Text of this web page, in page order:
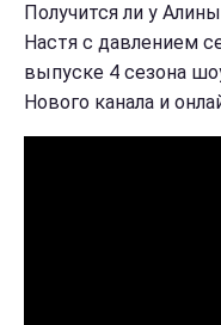
Получится ли у
Настя с давлением
выпуске 4 сезона
Нового канала и